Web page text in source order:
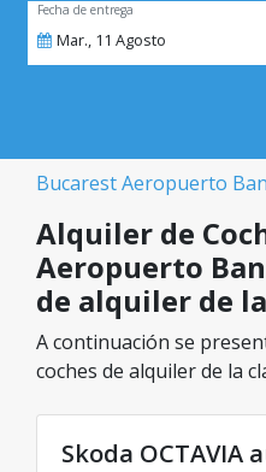
Fecha de entrega
Mar., 11 Agosto
Bucarest Aeropuerto
Alquiler de
Aeropuerto
de alquiler de
A continuación se
coches de alquiler de la
puedes elegir el modelo
Skoda OCTAVIA